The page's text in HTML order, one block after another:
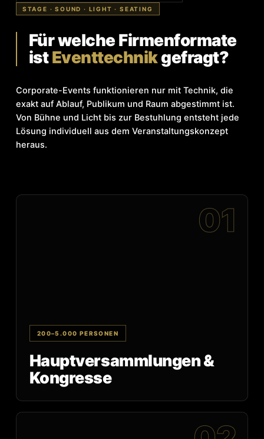
STAGE · SOUND · LIGHT · SEATING
Für welche Firmenformate
istEventtechnikgefragt?
Corporate-Events funktionieren nur mit Technik, die
exakt auf Ablauf, Publikum und Raum abgestimmt ist.
Von Bühne und Licht bis zur Bestuhlung entsteht jede
Lösung individuell aus dem Veranstaltungskonzept
heraus.
01
200–5.000 PERSONEN
Hauptversammlungen &
Kongresse